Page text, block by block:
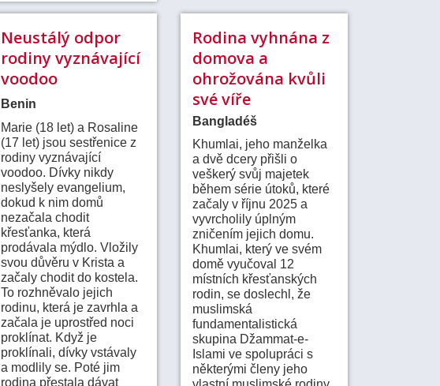
Neustálý odpor
rodiny vyznávající
voodoo
Benin
Marie (18 let) a Rosaline
(17 let) jsou sestřenice z
rodiny vyznávající
voodoo. Dívky nikdy
neslyšely evangelium,
dokud k nim domů
nezačala chodit
křesťanka, která
prodávala mýdlo. Vložily
svou důvěru v Krista a
začaly chodit do kostela.
To rozhněvalo jejich
rodinu, která je zavrhla a
začala je uprostřed noci
proklínat. Když je
proklínali, dívky vstávaly
a modlily se. Poté jim
rodina přestala dávat
Rodina vyhnána z
domova a
ohrožována kvůli
své víře
Bangladéš
Khumlai, jeho manželka
a dvě dcery přišli o
veškerý svůj majetek
během série útoků, které
začaly v říjnu 2025 a
vyvrcholily úplným
zničením jejich domu.
Khumlai, který ve svém
domě vyučoval 12
místních křesťanských
rodin, se doslechl, že
muslimská
fundamentalistická
skupina Džammat-e-
Islami ve spolupráci s
některými členy jeho